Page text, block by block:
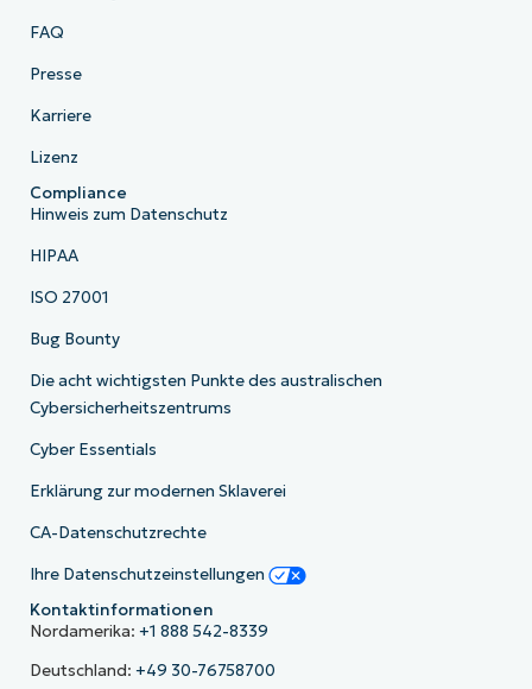
FAQ
Presse
Karriere
Lizenz
Compliance
Hinweis zum Datenschutz
HIPAA
ISO 27001
Bug Bounty
Die acht wichtigsten Punkte des australischen
Cybersicherheitszentrums
Cyber Essentials
Erklärung zur modernen Sklaverei
CA-Datenschutzrechte
Ihre Datenschutzeinstellungen
Kontaktinformationen
Nordamerika: +1 888 542-8339
Deutschland: +49 30-76758700